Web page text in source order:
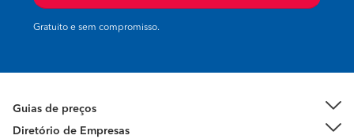
Gratuito e sem compromisso.
Guias de preços
Diretório de Empresas